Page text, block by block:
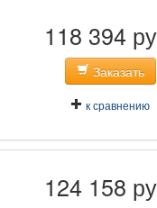
118 394
Заказать
к сравнению
124 158